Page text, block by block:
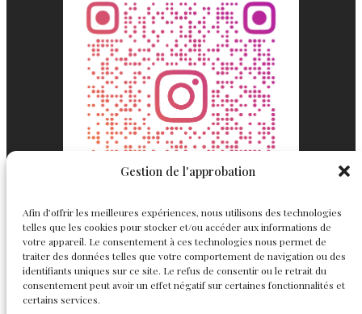
Gestion de l'approbation
Afin d’offrir les meilleures expériences, nous utilisons des technologies
telles que les cookies pour stocker et/ou accéder aux informations de
votre appareil. Le consentement à ces technologies nous permet de
traiter des données telles que votre comportement de navigation ou des
identifiants uniques sur ce site. Le refus de consentir ou le retrait du
consentement peut avoir un effet négatif sur certaines fonctionnalités et
certains services.Englemond